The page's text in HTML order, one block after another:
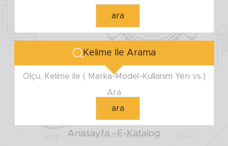
ara
Kelime İle Arama
Ölçü, Kelime ile ( Marka-Model-Kullanım Yeri vs.)
Ara
ara
Anasayfa
E-Katalog
Minimum
YÜKSEKLİK
Minimum